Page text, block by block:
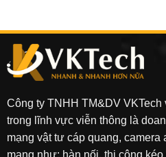
Công ty TNHH TM&DV
trong lĩnh vực viễn thông là
mạng vật tư cáp quang, camera